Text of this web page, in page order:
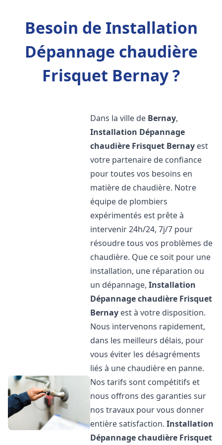
Besoin de Installation
Dépannage chaudière
Frisquet Bernay ?
Dans la ville de Bernay,
Installation Dépannage
chaudière Frisquet Bernay est
votre partenaire de confiance
pour toutes vos besoins en
matière de chaudière. Notre
équipe de plombiers
expérimentés est prête à
intervenir 24h/24, 7j/7 pour
résoudre tous vos problèmes de
chaudière. Que ce soit pour une
installation, une réparation ou
un dépannage,Installation
Dépannage chaudière Frisquet
Bernay est à votre disposition.
Nous intervenons rapidement,
dans les meilleurs délais, pour
vous éviter les désagréments
liés à une chaudière en panne.
Nos tarifs sont compétitifs et
nous offrons des garanties sur
nos travaux pour vous donner
entière satisfaction.Installation
Dépannage chaudière Frisquet